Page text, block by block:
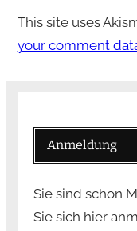
This site uses
your comment
Anmeldung
Sie sind schon
Sie sich hier